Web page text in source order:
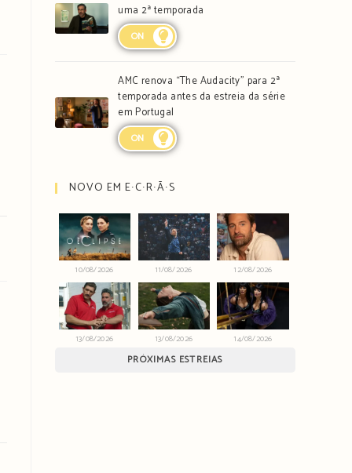
uma 2ª temporada
ON
AMC renova “The Audacity” para 2ª
temporada antes da estreia da série
em Portugal
ON
NOVO EM E∙C∙R∙Ã∙S
10/08/2026 11/08/2026 12/08/2026
13/08/2026 13/08/2026 14/08/2026
PRÓXIMAS ESTREIAS